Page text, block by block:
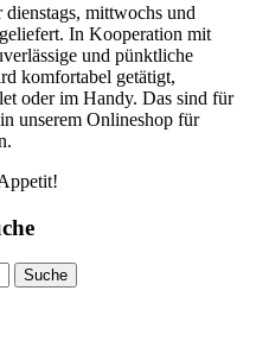
mittwochs und
In Kooperation mit
und pünktliche
komfortabel getätigt,
oder im Handy. Das sind für
unserem Onlineshop für
Suche